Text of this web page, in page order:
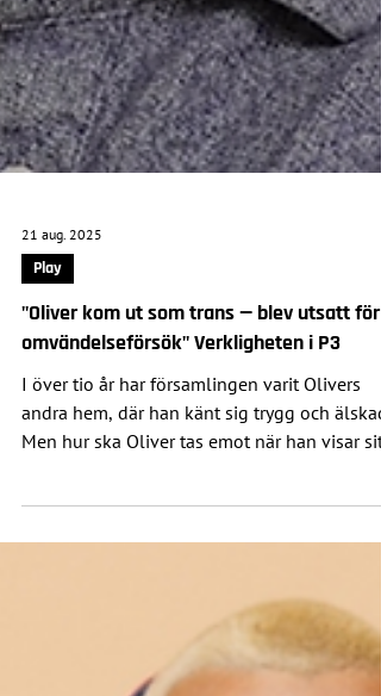
21 aug. 2025
Play
omvändelseförsök" Verkligheten i P3
I över tio år har församlingen varit Olivers